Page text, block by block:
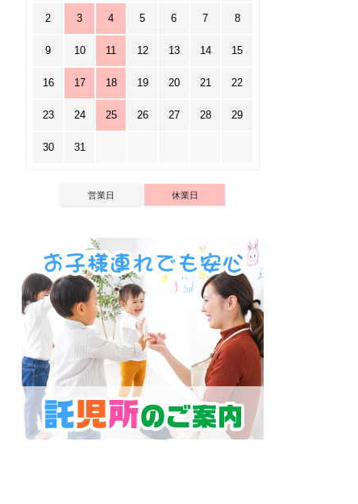
2 3 4 5 6 7 8
9 10 11 12 13 14 15
16 17 18 19 20 21 22
23 24 25 26 27 28 29
30 31
営業日 休業日